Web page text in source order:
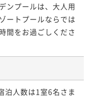
ンプールは、大人用
ートプールならでは
間をお過ごしくださ
泊人数は1室6名さま